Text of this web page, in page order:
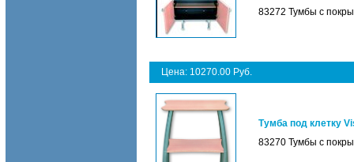
83272 Тумбы с
Цена: 10270.00 Руб.
Тумба под клетку
83270 Тумбы с